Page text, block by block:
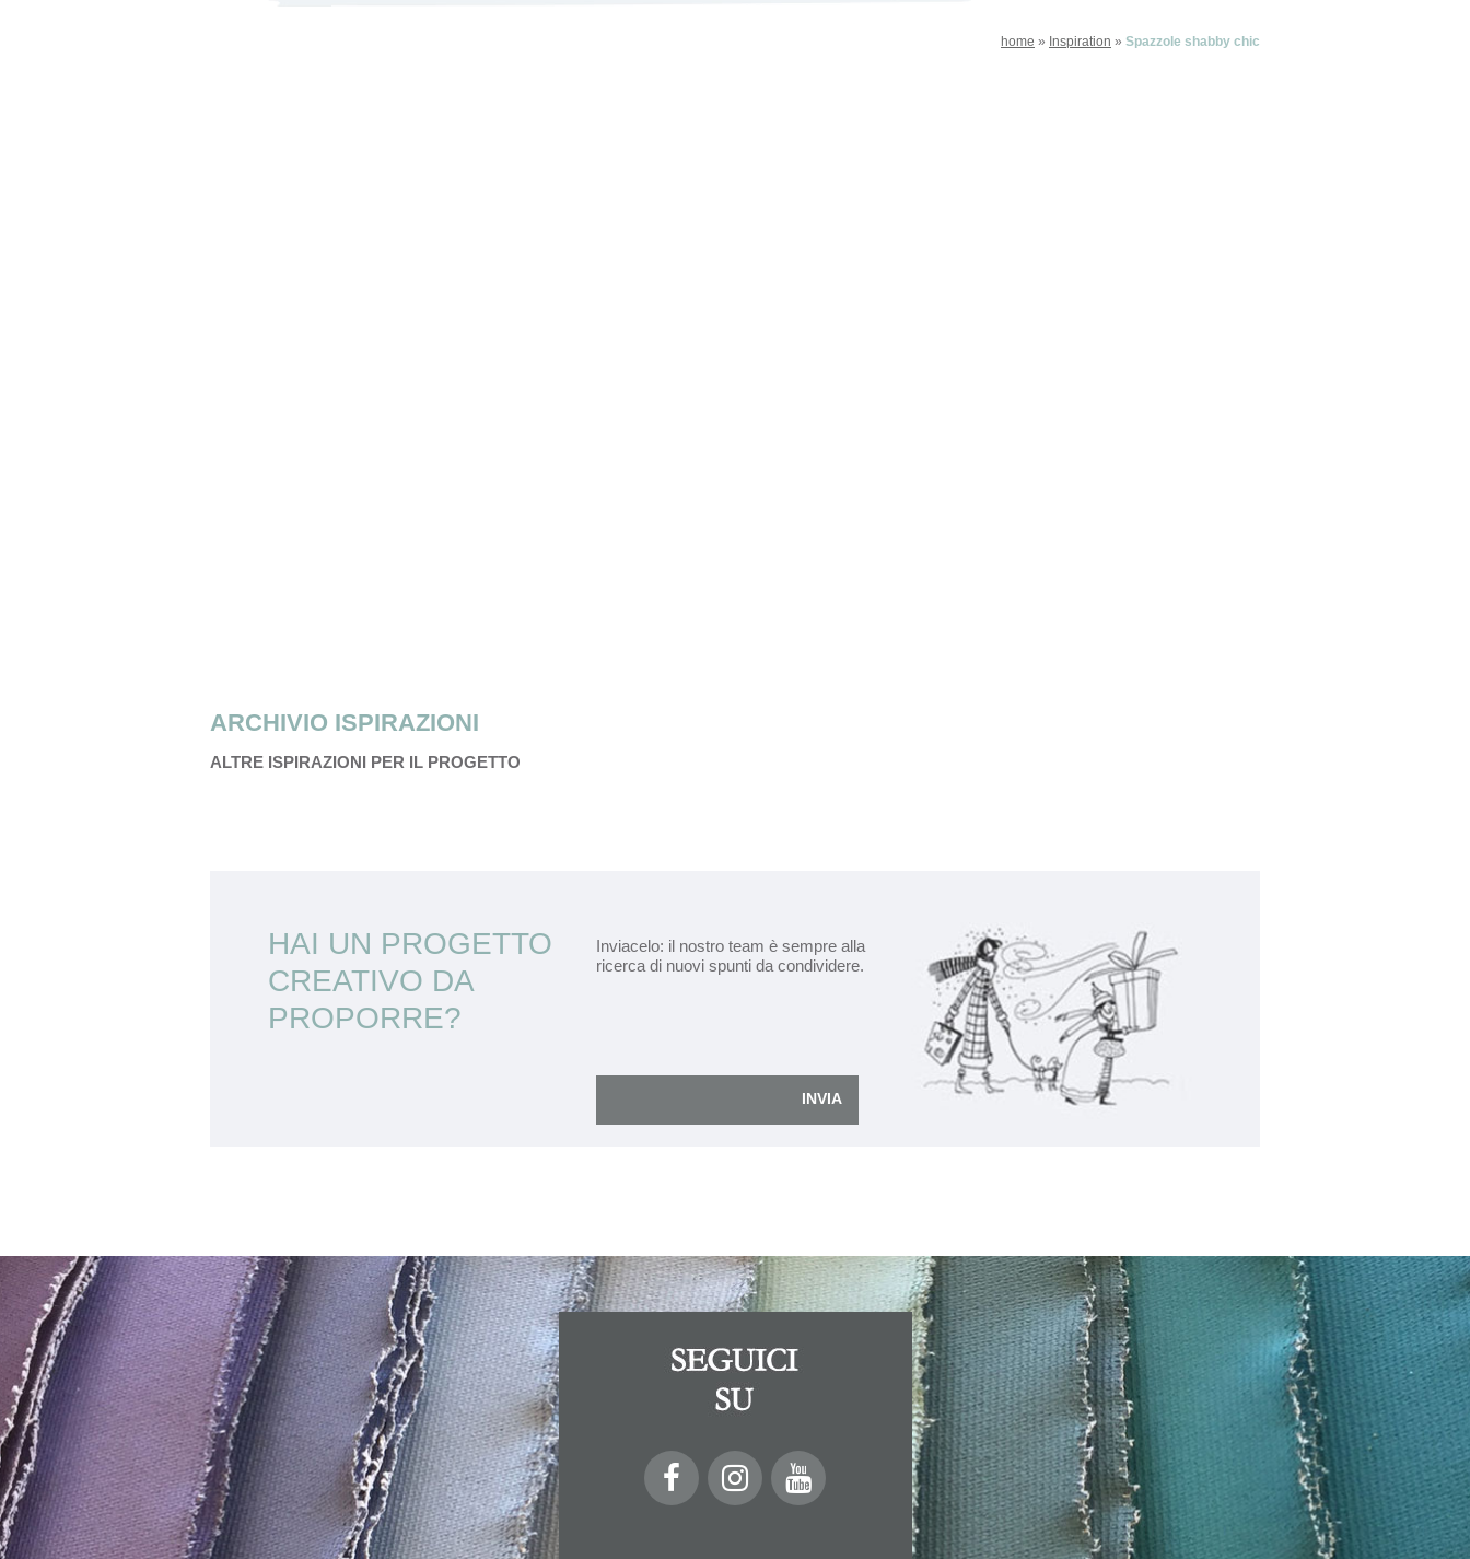
home » Inspiration » Spazzole shabby chic
ARCHIVIO ISPIRAZIONI
ALTRE ISPIRAZIONI PER IL PROGETTO
HAI UN PROGETTO
CREATIVO DA
PROPORRE?
Inviacelo: il nostro team è sempre alla
ricerca di nuovi spunti da condividere.
INVIA